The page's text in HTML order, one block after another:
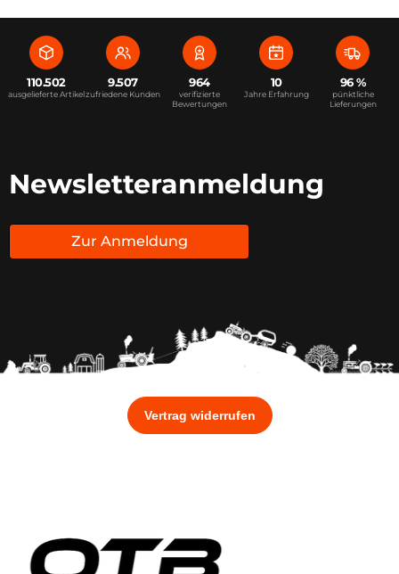
110.502
ausgelieferte Artikel
9.507
zufriedene Kunden
964
verifizierte
Bewertungen
10
Jahre Erfahrung
96 %
pünktliche
Lieferungen
Newsletteranmeldung
Zur Anmeldung